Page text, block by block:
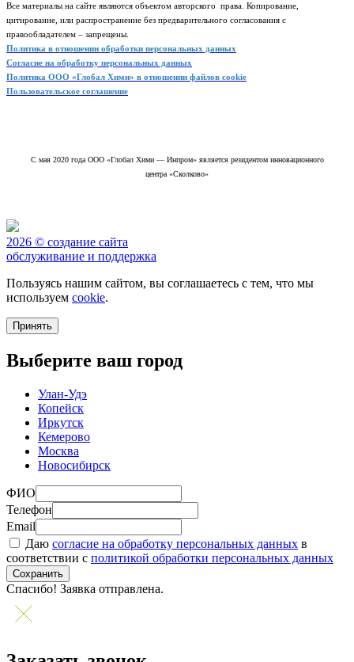
Все материалы на сайте являются объектом авторского права. Копирование,
цитирование, или распространение без предварительного согласования с
правообладателем – запрещены.
Политика в отношении обработки персональных данных
Согласие на обработку персональных данных
Политика ООО «Глобал Хими» в отношении файлов cookie
Пользовательское соглашение
С мая 2020 года ООО «Глобал Хими — Инпром» является резидентом инновационного
центра «Сколково»
2026 © создание сайта
обслуживание и поддержка
Пользуясь нашим сайтом, вы соглашаетесь с тем, что мы
используем cookie.
Принять
Выберите ваш город
Улан-Удэ
Копейск
Иркутск
Кемерово
Москва
Новосибирск
ФИО
Телефон
Email
Даю согласие на обработку персональных данных в
соответствии с политикой обработки персональных данных
Сохранить
Спасибо! Заявка отправлена.